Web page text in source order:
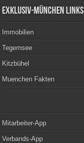
Exklusiv-München Links
Immobilien
Tegernsee
Kitzbühel
Muenchen Fakten
Mitarbeiter-App
Verbands-App